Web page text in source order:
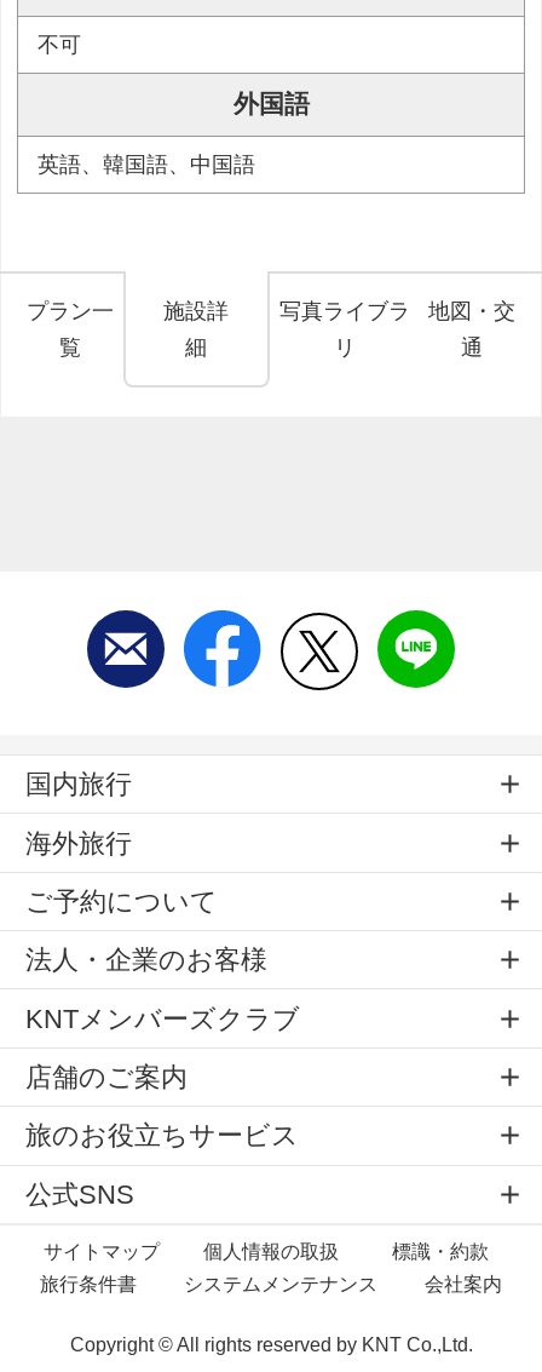
不可
外国語
英語、韓国語、中国語
プラン一
覧
施設詳
細
写真ライブラ
リ
地図・交
通
国内旅行
海外旅行
ご予約について
法人・企業のお客様
KNTメンバーズクラブ
店舗のご案内
旅のお役立ちサービス
公式SNS
サイトマップ 個人情報の取扱
標識・約款
旅行条件書
システムメンテナンス 会社案内
Copyright © All rights reserved by KNT Co.,Ltd.